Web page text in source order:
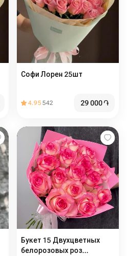
Софи Лорен 25шт
4.95542 29 000֏
Букет 15 Двухцветных
белорозовых роз